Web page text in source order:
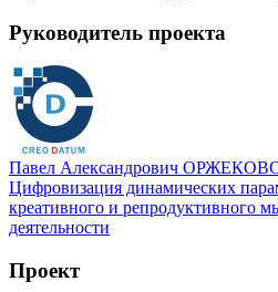
Руководитель проекта
Павел Александрович
Цифровизация динамических
креативного и репродуктивного
деятельности
Проект